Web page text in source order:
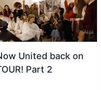
United back on
Part 2